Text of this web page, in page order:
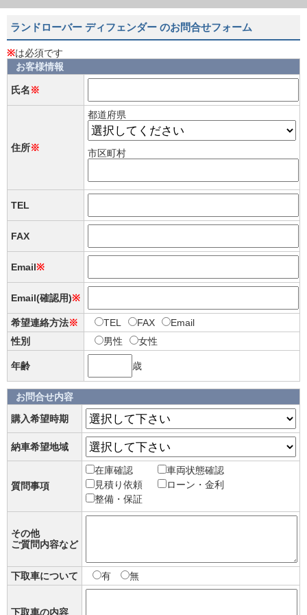
ランドローバー ディフェンダー のお問合せフォーム
※は必須です
お客様情報
氏名※
住所※
都道府県
市区町村
TEL
FAX
Email※
Email(確認用)※
希望連絡方法※ TEL FAX
Email
性別
男性 女性
年齢 歳
お問合せ内容
購入希望時期
納車希望地域
質問事項
在庫確認
車両状態確認
見積り依頼
ローン・金利
整備・保証
その他
ご質問内容など
下取車について 有 無
下取車の内容